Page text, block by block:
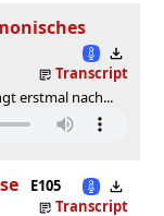
Transcript
erstmal nach...
E105
Transcript